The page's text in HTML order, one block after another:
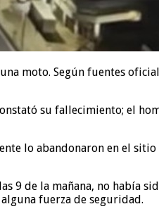
moto. Según fuentes
su fallecimiento; el
lo abandonaron en el sitio
9 de la mañana, no había
fuerza de seguridad.